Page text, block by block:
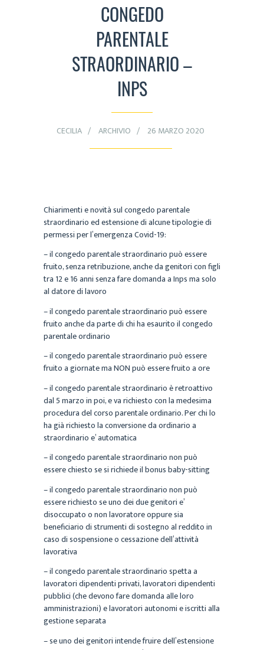
CONGEDO
PARENTALE
STRAORDINARIO –
INPS
CECILIA ARCHIVIO 26 MARZO 2020
Chiarimenti e novità sul congedo parentale
straordinario ed estensione di alcune tipologie di
permessi per l’emergenza Covid-19:
– il congedo parentale straordinario può essere
fruito, senza retribuzione, anche da genitori con figli
tra 12 e 16 anni senza fare domanda a Inps ma solo
al datore di lavoro
– il congedo parentale straordinario può essere
fruito anche da parte di chi ha esaurito il congedo
parentale ordinario
– il congedo parentale straordinario può essere
fruito a giornate ma NON può essere fruito a ore
– il congedo parentale straordinario è retroattivo
dal 5 marzo in poi, e va richiesto con la medesima
procedura del corso parentale ordinario. Per chi lo
ha già richiesto la conversione da ordinario a
straordinario e’ automatica
– il congedo parentale straordinario non può
essere chiesto se si richiede il bonus baby-sitting
– il congedo parentale straordinario non può
essere richiesto se uno dei due genitori e’
disoccupato o non lavoratore oppure sia
beneficiario di strumenti di sostegno al reddito in
caso di sospensione o cessazione dell’attività
lavorativa
– il congedo parentale straordinario spetta a
lavoratori dipendenti privati, lavoratori dipendenti
pubblici (che devono fare domanda alle loro
amministrazioni) e lavoratori autonomi e iscritti alla
gestione separata
– se uno dei genitori intende fruire dell’estensione